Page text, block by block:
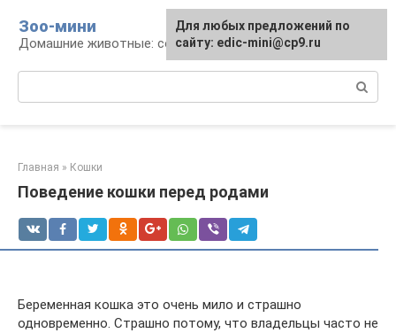
контенту
Зоо-мини
Домашние животные: содержание и уход
Главная » Кошки
Поведение кошки перед родами
Беременная кошка это очень мило и страшно
одновременно. Страшно потому, что владельцы часто не
Для любых предложений по
сайту: edic-mini@cp9.ru